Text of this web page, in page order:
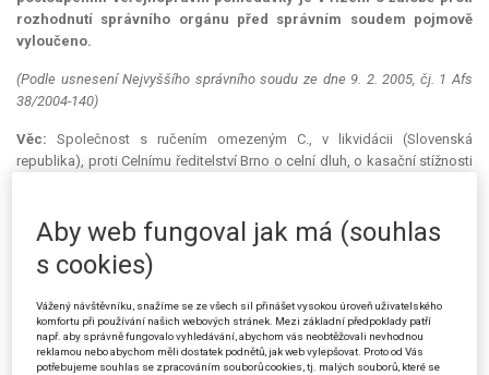
rozhodnutí správního orgánu před správním soudem pojmově
vyloučeno.
(Podle usnesení Nejvyššího správního soudu ze dne 9. 2. 2005, čj. 1 Afs
38/2004-140)
Věc: Společnost s ručením omezeným C., v likvidácii (Slovenská
republika), proti Celnímu ředitelství Brno o celní dluh, o kasační stížnosti
Platebním výměrem ze dne 25. 4. 2001 vyměřil Celní úřad Břeclav –
dálnice žalobkyni celní dluh ve výši 348 859 Kč. K odvolání žalobkyně
změnilo Celní ředitelství Brno právní kvalifikaci vzniku celního dluhu a
rozhodování; jinak zůstalo rozhodnutí vydané v I. stupni nedotčeno.
Žalobkyně brojila proti rozhodnutí Celního ředitelství Brno žalobou; tu
však Krajský soud v Brně zamítl rozsudkem ze dne 25. 11. 2003.
Aby web fungoval jak má (souhlas
s cookies)
Vážený návštěvníku, snažíme se ze všech sil přinášet vysokou úroveň uživatelského
komfortu při používání našich webových stránek. Mezi základní předpoklady patří
např. aby správně fungovalo vyhledávání, abychom vás neobtěžovali nevhodnou
reklamou nebo abychom měli dostatek podnětů, jak web vylepšovat. Proto od Vás
potřebujeme souhlas se zpracováním souborů cookies, tj. malých souborů, které se